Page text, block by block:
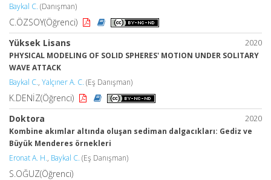
Baykal C. (Danışman)
C.ÖZSOY(Öğrenci)
2020
Yüksek Lisans
PHYSICAL MODELING OF SOLID SPHERES' MOTION UNDER SOLITARY
WAVE ATTACK
Baykal C., Yalçıner A. C. (Eş Danışman)
K.DENİZ(Öğrenci)
2020
Doktora
Kombine akımlar altında oluşan sediman dalgacıkları: Gediz ve
Büyük Menderes örnekleri
Eronat A. H., Baykal C. (Eş Danışman)
S.OĞUZ(Öğrenci)